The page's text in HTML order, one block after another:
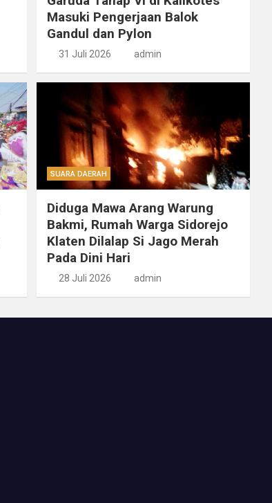
Masuki Pengerjaan Balok
Gandul dan Pylon
31 Juli 2026 admin
SUARA DAERAH
Diduga Mawa Arang Warung
Bakmi, Rumah Warga Sidorejo
Klaten Dilalap Si Jago Merah
Pada Dini Hari
28 Juli 2026 admin